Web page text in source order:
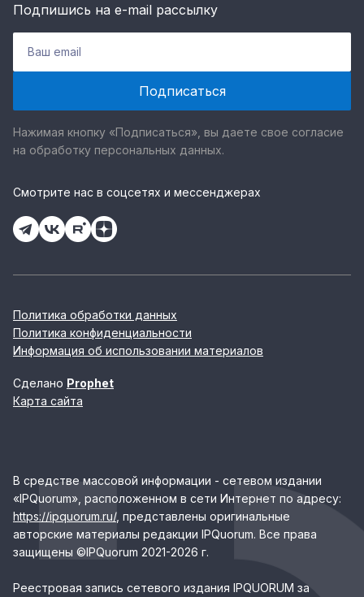
Подпишись на e-mail рассылку
Нажимая кнопку «Подписаться», вы даете свое согласие
на обработку персональных данных.
Смотрите нас в соцсетях и мессенджерах
Политика обработки данных
Политика конфиденциальности
Информация об использовании материалов
Сделано Prophet
Карта сайта
В средстве массовой информации - сетевом издании
«IPQuorum», расположенном в сети Интернет по адресу:
https://ipquorum.ru/, представлены оригинальные
авторские материалы редакции IPQuorum. Все права
защищены ©IPQuorum 2021-2026 г.
Реестровая запись сетевого издания IPQUORUM за